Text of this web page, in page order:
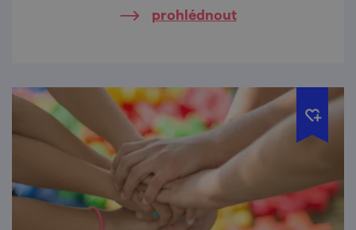
prohlídky určené především rodinám s
prohlédnout